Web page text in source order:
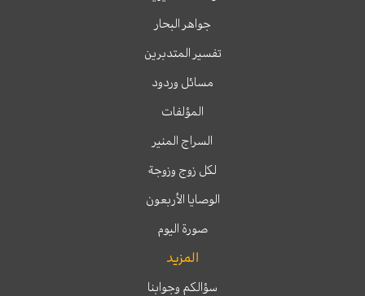
جواهر البحار
تفسير المتدبرين
مسائل وردود
المؤلفات
السراج المنير
لكل زوج وزوجة
الوصايا الأربعون
صورة اليوم
المزيد
سؤالكم وجوابنا